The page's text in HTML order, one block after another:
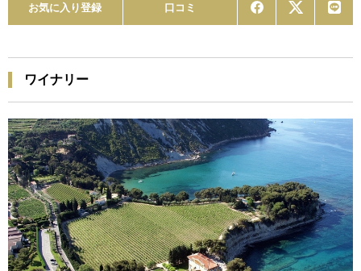
お気に入り登録 口コミ
ワイナリー